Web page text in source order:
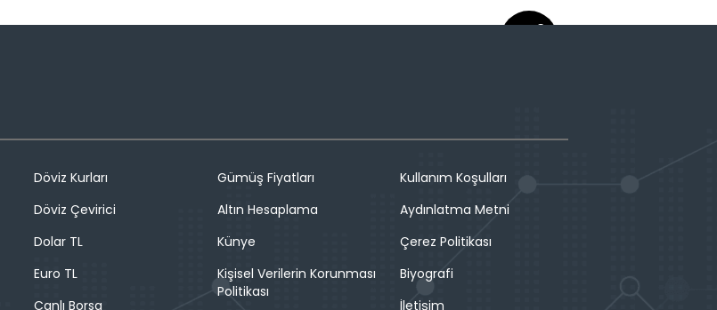
Döviz Kurları
Döviz Çevirici
Dolar TL
Euro TL
Canlı Borsa
Gümüş Fiyatları
Altın Hesaplama
Künye
Kişisel Verilerin Korunması
Politikası
Kullanım Koşulları
Aydınlatma Metni
Çerez Politikası
Biyografi
İletişim